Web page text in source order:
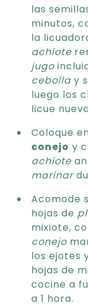
las
minutos,
la
achiote
jugo
cebolla y
luego los
licue
Coloque
conejo y
achiote
marinar
Acomode
hojas de
mixiote,
conejo
los ejotes
hojas de
cocine a
a 1 hora.